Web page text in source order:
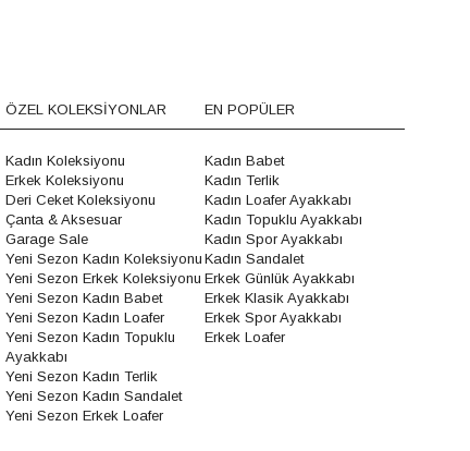
ÖZEL KOLEKSİYONLAR
Kadın Koleksiyonu
Erkek Koleksiyonu
Deri Ceket Koleksiyonu
Çanta & Aksesuar
Garage Sale
Yeni Sezon Kadın Koleksiyonu
Yeni Sezon Erkek Koleksiyonu
Yeni Sezon Kadın Babet
Yeni Sezon Kadın Loafer
Yeni Sezon Kadın Topuklu
Ayakkabı
Yeni Sezon Kadın Terlik
Yeni Sezon Kadın Sandalet
Yeni Sezon Erkek Loafer
EN POPÜLER
Kadın Babet
Kadın Terlik
Kadın Loafer Ayakkabı
Kadın Topuklu Ayakkabı
Kadın Spor Ayakkabı
Kadın Sandalet
Erkek Günlük Ayakkabı
Erkek Klasik Ayakkabı
Erkek Spor Ayakkabı
Erkek Loafer